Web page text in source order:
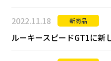
2022.11.18 新商品
ルーキースピードGT1に